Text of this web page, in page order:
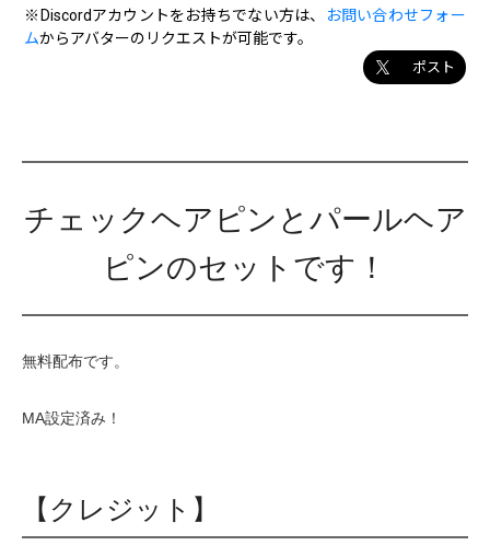
ポスト
※Discordアカウントをお持ちでない方は、
お問い合わせフォー
ムからアバターのリクエストが可能です。
チェックヘアピンとパールヘア
ピンのセットです！
無料配布です。
MA設定済み！
【クレジット】